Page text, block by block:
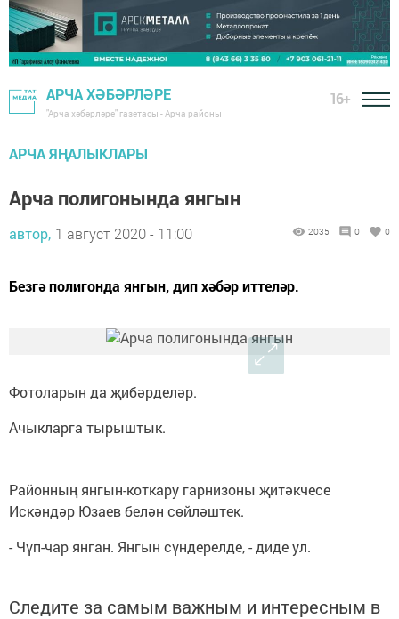
АРЧА ХӘБӘРЛӘРЕ
"Арча хәбәрләре" газетасы - Арча районы
16+
АРЧА ЯҢАЛЫКЛАРЫ
Арча полигонында янгын
автор, 1 август 2020 - 11:00 2035 0 0
Безгә полигонда янгын, дип хәбәр иттеләр.
Фотоларын да җибәрделәр.
Ачыкларга тырыштык.
Районның янгын-коткару гарнизоны җитәкчесе
Искәндәр Юзаев белән сөйләштек.
- Чүп-чар янган. Янгын сүндерелде, - диде ул.
Следите за самым важным и интересным в